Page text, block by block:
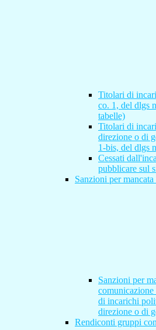
Titolari di
co. 1, del dlgs
tabelle)
Titolari di
direzione o di
1-bis, del dlgs
Cessati
pubblicare sul
Sanzioni per
Sanzioni per
di incarichi
direzione o di
Rendiconti gruppi